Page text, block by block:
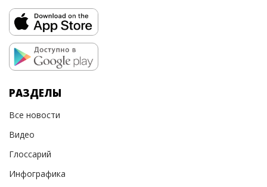
РАЗДЕЛЫ
Все новости
Видео
Глоссарий
Инфографика